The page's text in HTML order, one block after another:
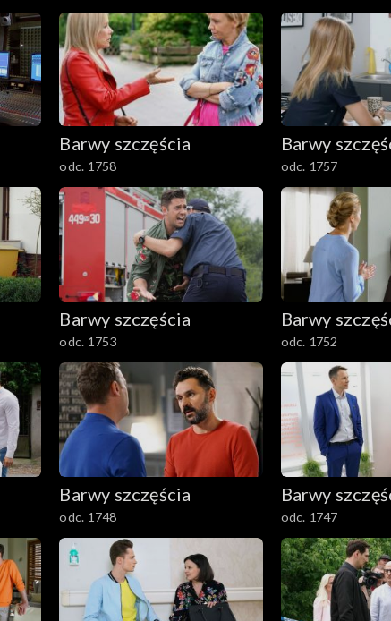
Barwy szczęścia
odc. 1758
Barwy
odc. 1757
Barwy szczęścia
odc. 1753
Barwy
odc. 1752
Barwy szczęścia
odc. 1748
Barwy
odc. 1747